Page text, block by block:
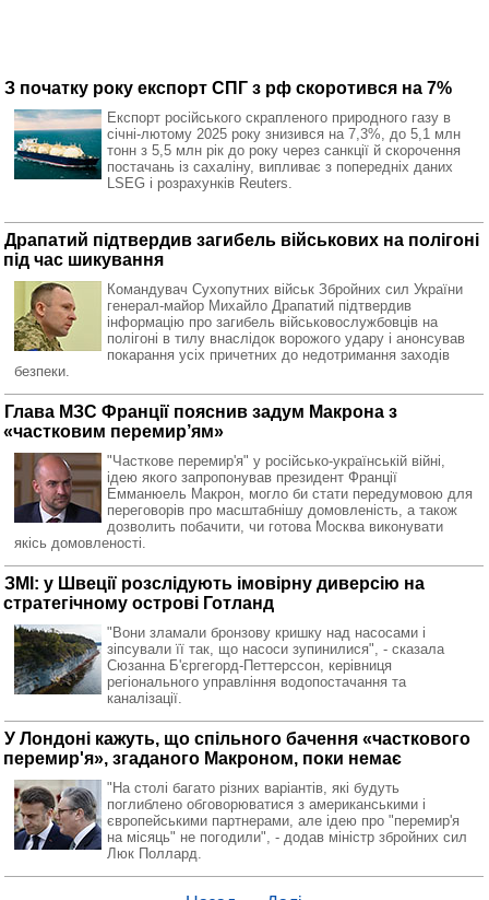
З початку року експорт СПГ з рф скоротився на 7%
Експорт російського скрапленого природного газу в
січні-лютому 2025 року знизився на 7,3%, до 5,1 млн
тонн з 5,5 млн рік до року через санкції й скорочення
постачань із сахаліну, випливає з попередніх даних
LSEG і розрахунків Reuters.
Драпатий підтвердив загибель військових на полігоні
під час шикування
Командувач Сухопутних військ Збройних сил України
генерал-майор Михайло Драпатий підтвердив
інформацію про загибель військовослужбовців на
полігоні в тилу внаслідок ворожого удару і анонсував
покарання усіх причетних до недотримання заходів
безпеки.
Глава МЗС Франції пояснив задум Макрона з
«частковим перемир’ям»
"Часткове перемир'я" у російсько-українській війні,
ідею якого запропонував президент Франції
Емманюель Макрон, могло би стати передумовою для
переговорів про масштабнішу домовленість, а також
дозволить побачити, чи готова Москва виконувати
якісь домовленості.
ЗМІ: у Швеції розслідують імовірну диверсію на
стратегічному острові Готланд
"Вони зламали бронзову кришку над насосами і
зіпсували її так, що насоси зупинилися", - сказала
Сюзанна Б'єргегорд-Петтерссон, керівниця
регіонального управління водопостачання та
каналізації.
У Лондоні кажуть, що спільного бачення «часткового
перемир'я», згаданого Макроном, поки немає
"На столі багато різних варіантів, які будуть
поглиблено обговорюватися з американськими і
європейськими партнерами, але ідею про "перемир'я
на місяць" не погодили", - додав міністр збройних сил
Люк Поллард.